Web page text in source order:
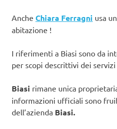
Anche Chiara Ferragni usa
abitazione !
I riferimenti a Biasi sono da
per scopi descrittivi dei
Biasi rimane unica
informazioni ufficiali sono
dell’azienda Biasi.